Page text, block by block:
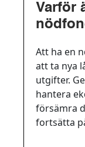
Varför
Att ha en
att ta nya
utgifter.
hantera
försämra
fortsätta